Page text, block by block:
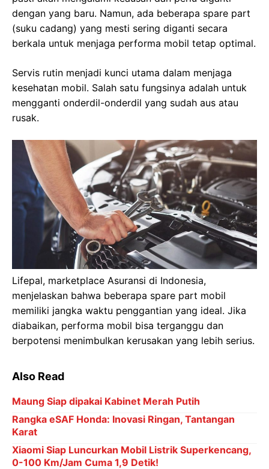
dengan yang baru. Namun, ada beberapa spare part
(suku cadang) yang mesti sering diganti secara
berkala untuk menjaga performa mobil tetap optimal.
Servis rutin menjadi kunci utama dalam menjaga
kesehatan mobil. Salah satu fungsinya adalah untuk
mengganti onderdil-onderdil yang sudah aus atau
rusak.
Lifepal, marketplace Asuransi di Indonesia,
menjelaskan bahwa beberapa spare part mobil
memiliki jangka waktu penggantian yang ideal. Jika
diabaikan, performa mobil bisa terganggu dan
berpotensi menimbulkan kerusakan yang lebih serius.
Also Read
Maung Siap dipakai Kabinet Merah Putih
Rangka eSAF Honda: Inovasi Ringan, Tantangan
Karat
Xiaomi Siap Luncurkan Mobil Listrik Superkencang,
0-100 Km/Jam Cuma 1,9 Detik!